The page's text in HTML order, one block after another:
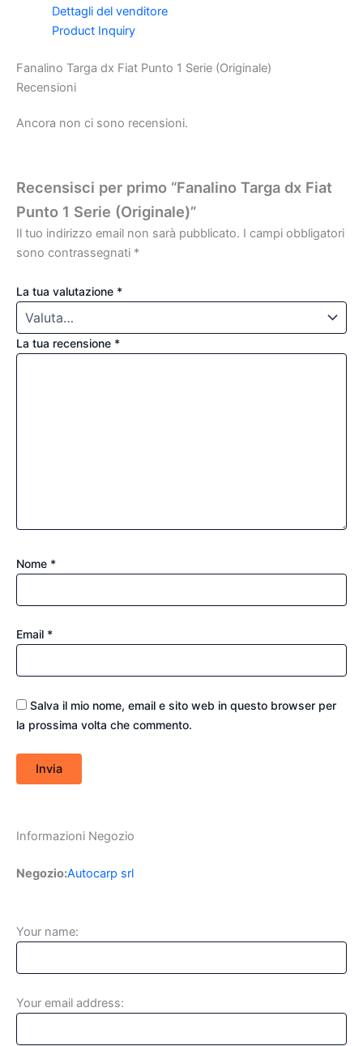
Dettagli del venditore
Product Inquiry
Fanalino Targa dx Fiat Punto 1 Serie (Originale)
Recensioni
Ancora non ci sono recensioni.
Recensisci per primo “Fanalino Targa dx Fiat
Punto 1 Serie (Originale)”
Il tuo indirizzo email non sarà pubblicato. I campi obbligatori
sono contrassegnati *
La tua valutazione *
La tua recensione *
Nome *
Email *
Salva il mio nome, email e sito web in questo browser per
la prossima volta che commento.
Informazioni Negozio
Negozio:Autocarp srl
Your name:
Your email address: